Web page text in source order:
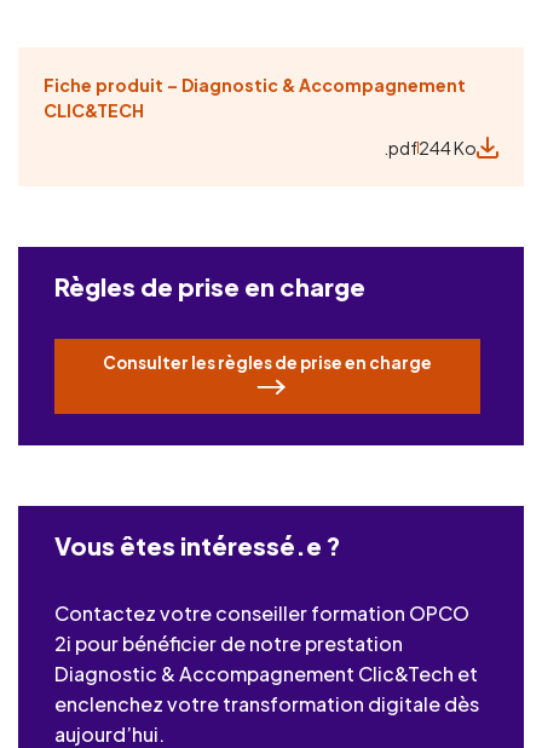
Fiche produit – Diagnostic & Accompagnement
CLIC&TECH
.pdf244 Ko
Règles de prise en charge
Consulter les règles de prise en charge
Vous êtes intéressé.e ?
Contactez votre conseiller formation OPCO
2i pour bénéficier de notre prestation
Diagnostic & Accompagnement Clic&Tech et
enclenchez votre transformation digitale dès
aujourd’hui.